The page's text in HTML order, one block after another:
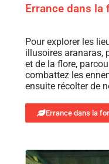
Errance dans la
Pour explorer les
illusoires aranaras,
et de la flore,
combattez les
ensuite récolter de
Errance dans la